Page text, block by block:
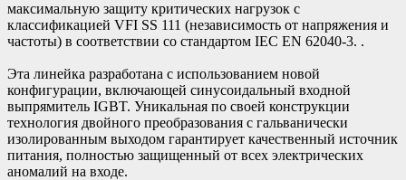
максимальную защиту критических нагрузок с
классификацией VFI SS 111 (независимость от напряжения и
частоты) в соответствии со стандартом IEC EN 62040-3. .
Эта линейка разработана с использованием новой
конфигурации, включающей синусоидальный входной
выпрямитель IGBT. Уникальная по своей конструкции
технология двойного преобразования с гальванически
изолированным выходом гарантирует качественный источник
питания, полностью защищенный от всех электрических
аномалий на входе.